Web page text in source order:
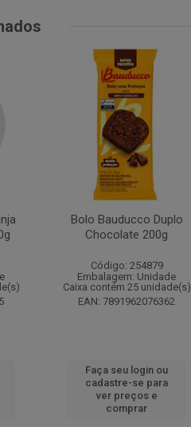
Bolo Bauducco Duplo
Chocolate 200g
Código: 254879
Embalagem: Unidade
Caixa contém 25 unidade(s)
EAN: 7891962076362
Faça seu login ou
cadastre-se para
ver preços e
comprar